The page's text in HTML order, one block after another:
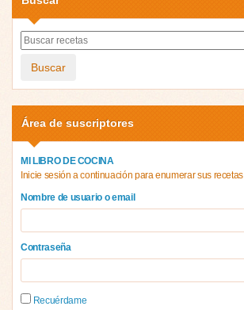
Buscar
Área de suscriptores
MI LIBRO DE COCINA
Inicie sesión a continuación para enumerar sus recetas
Nombre de usuario o email
Contraseña
Recuérdame